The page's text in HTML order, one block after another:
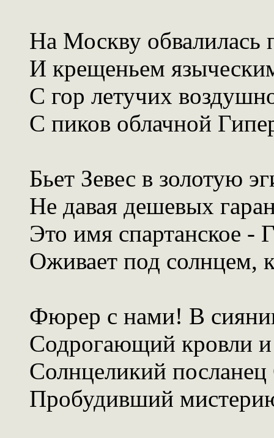
На Москву обвалилась
И крещеньем
С гор летучих
С пиков облачной
Бьет Зевес в золотую
Не давая дешевых
Это имя спартанское -
Оживает под солнцем,
Фюрер с нами! В
Содрогающий кровли
Солнцеликий
Пробудивший